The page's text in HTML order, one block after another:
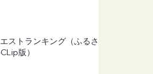
ストランキング（ふるさと
版）